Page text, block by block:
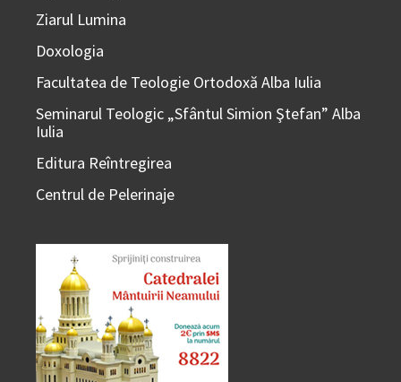
Ziarul Lumina
Doxologia
Facultatea de Teologie Ortodoxă Alba Iulia
Seminarul Teologic „Sfântul Simion Ştefan” Alba
Iulia
Editura Reîntregirea
Centrul de Pelerinaje